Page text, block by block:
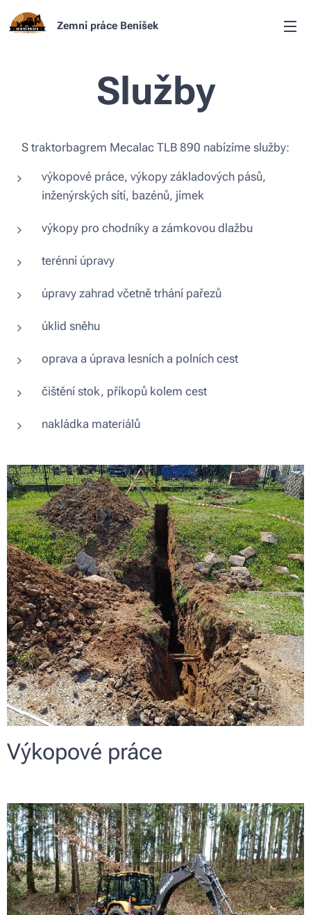
Zemní práce Beníšek
Služby
S traktorbagrem Mecalac TLB 890 nabízíme služby:
výkopové práce, výkopy základových pásů,
inženýrských sítí, bazénů, jímek
výkopy pro chodníky a zámkovou dlažbu
terénní úpravy
úpravy zahrad včetně trhání pařezů
úklid sněhu
oprava a úprava lesních a polních cest
čištění stok, příkopů kolem cest
nakládka materiálů
Výkopové práce